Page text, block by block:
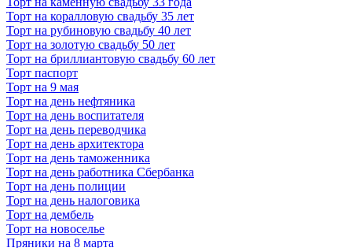
Торт на коралловую свадьбу 35 лет
Торт на рубиновую свадьбу 40 лет
Торт на золотую свадьбу 50 лет
Торт на бриллиантовую свадьбу 60 лет
Торт паспорт
Торт на 9 мая
Торт на день нефтяника
Торт на день воспитателя
Торт на день переводчика
Торт на день архитектора
Торт на день таможенника
Торт на день работника Сбербанка
Торт на день полиции
Торт на день налоговика
Торт на дембель
Торт на новоселье
Пряники на 8 марта